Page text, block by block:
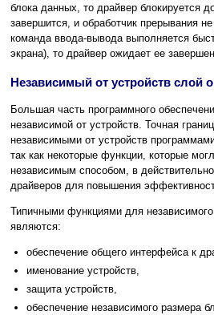
блока данных, то драйвер блокируется
завершится, и обработчик прерывания
команда ввода-вывода выполняется
экрана), то драйвер ожидает ее
Независимый от устройств слой
Большая часть программного
независимой от устройств. Точная
независимыми от устройств
так как некоторые функции, которые
независимым способом, в
драйверов для повышения
Типичными функциями для независимого
являются:
обеспечение общего интерфейса к
именование устройств,
защита устройств,
обеспечение независимого размера